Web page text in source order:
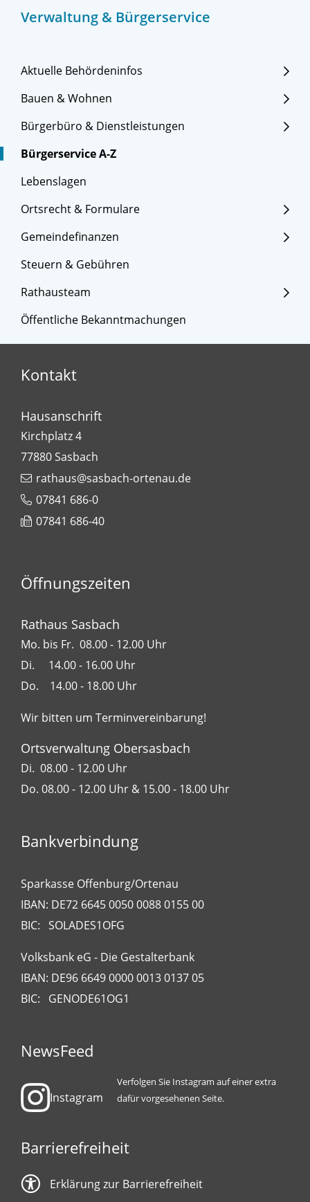
Verwaltung & Bürgerservice
Aktuelle Behördeninfos
Bauen & Wohnen
Bürgerbüro & Dienstleistungen
Bürgerservice A-Z
Lebenslagen
Ortsrecht & Formulare
Gemeindefinanzen
Steuern & Gebühren
Rathausteam
Öffentliche Bekanntmachungen
Kontakt
Hausanschrift
Kirchplatz 4
77880Sasbach
rathaus@sasbach-ortenau.de
07841 686-0
07841 686-40
Öffnungszeiten
Rathaus Sasbach
Mo. bis Fr. 08.00 - 12.00 Uhr
Di. 14.00 - 16.00 Uhr
Do. 14.00 - 18.00 Uhr
Wir bitten um Terminvereinbarung!
Ortsverwaltung Obersasbach
Di. 08.00 - 12.00 Uhr
Do. 08.00 - 12.00 Uhr & 15.00 - 18.00 Uhr
Bankverbindung
Sparkasse Offenburg/Ortenau
IBAN: DE72 6645 0050 0088 0155 00
BIC: SOLADES1OFG
Volksbank eG - Die Gestalterbank
IBAN: DE96 6649 0000 0013 0137 05
BIC: GENODE61OG1
NewsFeed
Instagram
Verfolgen Sie Instagram auf einer extra
dafür vorgesehenen Seite.
Barrierefreiheit
Erklärung zur Barrierefreiheit